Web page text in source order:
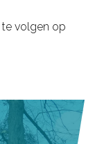
volgen op